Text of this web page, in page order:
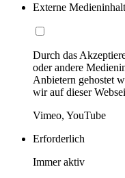
Externe
Durch das
oder andere
Anbietern gehostet
wir auf dieser
Vimeo, YouTube
Erforderlich
Immer aktiv